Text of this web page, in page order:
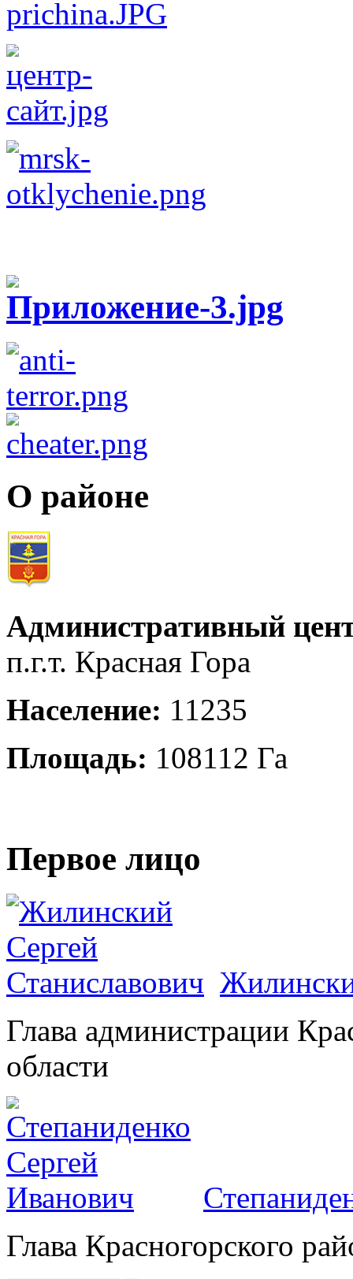
О районе
Административный
п.г.т. Красная Гора
Население: 11235
Площадь: 108112 Га
Первое лицо
Глава администрации
области
Глава Красногорского